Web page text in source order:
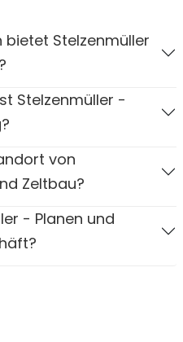
bietet Stelzenmüller
Stelzenmüller -
von
Zeltbau?
- Planen und